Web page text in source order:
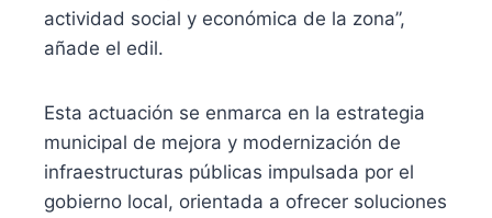
actividad social y económica de la zona”,
añade el edil.
Esta actuación se enmarca en la estrategia
municipal de mejora y modernización de
infraestructuras públicas impulsada por el
gobierno local, orientada a ofrecer soluciones